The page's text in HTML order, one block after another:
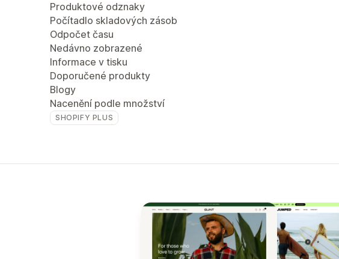
Produktové odznaky
Počítadlo skladových zásob
Odpočet času
Nedávno zobrazené
Informace v tisku
Doporučené produkty
Blogy
Nacenění podle množství
SHOPIFY PLUS